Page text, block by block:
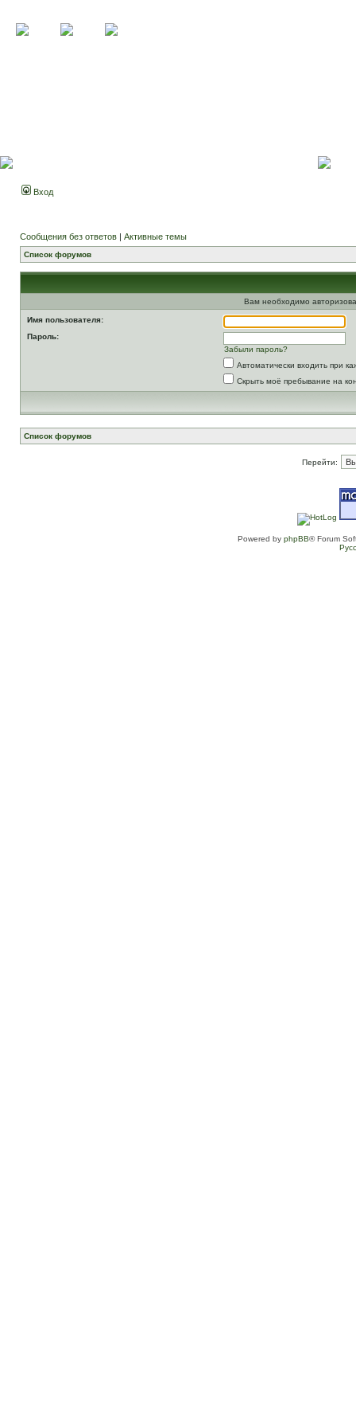
Вход
Сообщения без ответов | Активные темы
Список форумов
Вам необходимо
Имя пользователя:
Пароль:
Забыли пароль?
Автоматически входить при
Скрыть моё пребывание на
Список форумов
Перейти:
Powered by phpBB® Forum